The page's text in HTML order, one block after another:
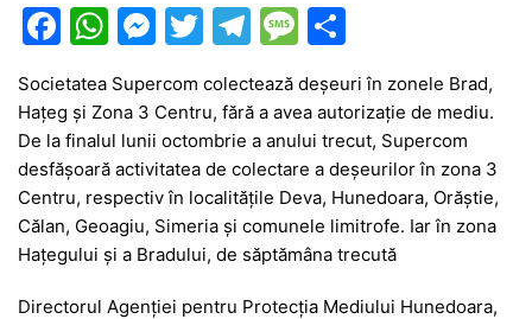
F
c
e
b
o
o
k
W
at
s
A
p
p
M
s
s
e
n
g
er
T
itt
er
T
e
gr
a
m
M
s
s
a
g
e
ar
ta
je
a
z
ă
Societatea Supercom colectează deșeuri în zonele Brad,
Hațeg și Zona 3 Centru, fără a avea autorizație de mediu.
De la finalul lunii octombrie a anului trecut, Supercom
desfășoară activitatea de colectare a deșeurilor în zona 3
Centru, respectiv în localitățile Deva, Hunedoara, Orăștie,
Călan, Geoagiu, Simeria și comunele limitrofe. Iar în zona
Hațegului și a Bradului, de săptămâna trecută
Directorul Agenției pentru Protecția Mediului Hunedoara,